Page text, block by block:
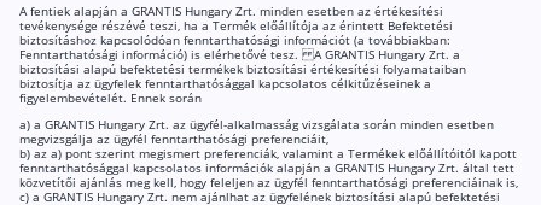
Kockázati életbiztosítás 🛡
Euróalapú megtakarításos életbiztosítás
Megtakarítással kombinált életbiztosítás
Vegyes életbiztosítás
Befektetési egységekhez kötött életbiztosítás
A fentiek alapján a GRANTIS Hungary Zrt. minden esetben az értékesítési
tevékenysége részévé teszi, ha a Termék előállítója az érintett Befektetési
biztosításhoz kapcsolódóan fenntarthatósági információt (a továbbiakban:
Fenntarthatósági információ) is elérhetővé tesz. A GRANTIS Hungary Zrt. a
biztosítási alapú befektetési termékek biztosítási értékesítési folyamataiban
biztosítja az ügyfelek fenntarthatósággal kapcsolatos célkitűzéseinek a
figyelembevételét. Ennek során
a) a GRANTIS Hungary Zrt. az ügyfél-alkalmasság vizsgálata során minden esetben
megvizsgálja az ügyfél fenntarthatósági preferenciáit,
b) az a) pont szerint megismert preferenciák, valamint a Termékek előállítóitól kapott
fenntarthatósággal kapcsolatos információk alapján a GRANTIS Hungary Zrt. által tett
közvetítői ajánlás meg kell, hogy feleljen az ügyfél fenntarthatósági preferenciáinak is,
c) a GRANTIS Hungary Zrt. nem ajánlhat az ügyfelének biztosítási alapú befektetési